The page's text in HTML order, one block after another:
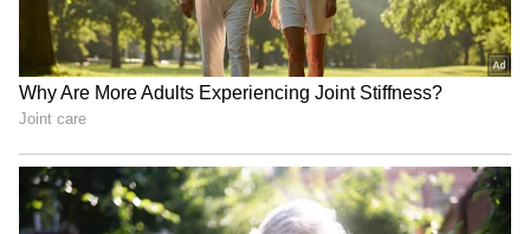
Image Credit :Wikipedia
ఈ ట్రిక్‌తో టికెట్ కన్ఫర్మ్ అయ్యే ఛాన్స్
ప్రయాణికుల పేర్లు, వయసు, బెర్త్ వంటి వివరాలు టైప్
చేయడానికి పట్టే సమయమే. మీరు ఇవన్నీ టైప్ చేసి